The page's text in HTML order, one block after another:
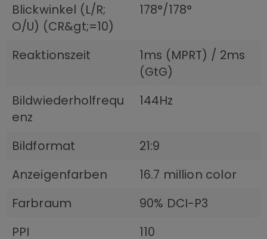
Blickwinkel (L/R;
O/U) (CR&gt;=10)
178°/178°
Reaktionszeit
1ms (MPRT) / 2ms
(GtG)
Bildwiederholfrequ
enz
144Hz
Bildformat
21:9
Anzeigenfarben
16.7 million color
Farbraum
90% DCI-P3
PPI
110